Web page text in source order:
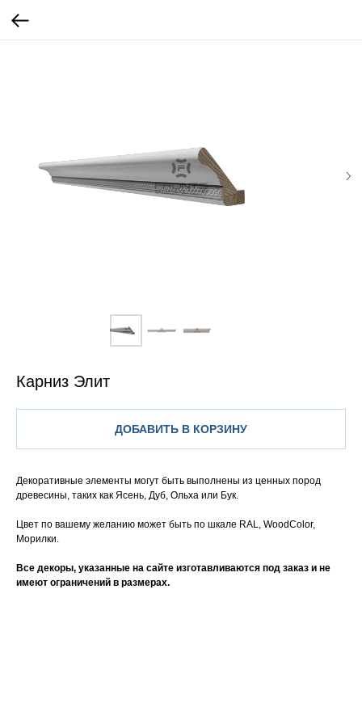
Карниз Элит
ДОБАВИТЬ В КОРЗИНУ
Декоративные элементы могут быть выполнены из ценных пород
древесины, таких как Ясень, Дуб, Ольха или Бук.
Цвет по вашему желанию может быть по шкале RAL, WoodColor,
Морилки.
Все декоры, указанные на сайте изготавливаются под заказ и не
имеют ограничений в размерах.